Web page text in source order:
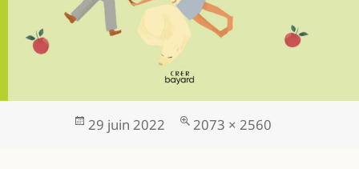
Publié
29 juin 2022
Taille
2073 × 2560